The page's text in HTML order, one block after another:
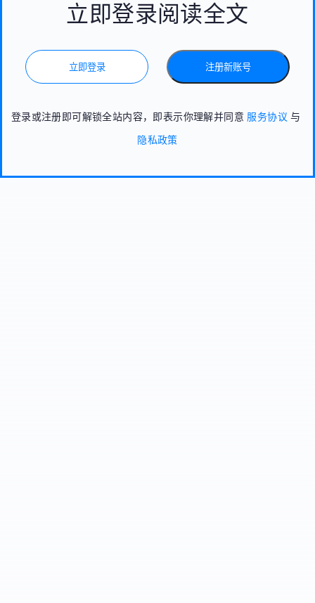
立即登录阅读全文
立即登录 注册新账号
登录或注册即可解锁全站内容，即表示你理解并同意 服务协议 与
隐私政策